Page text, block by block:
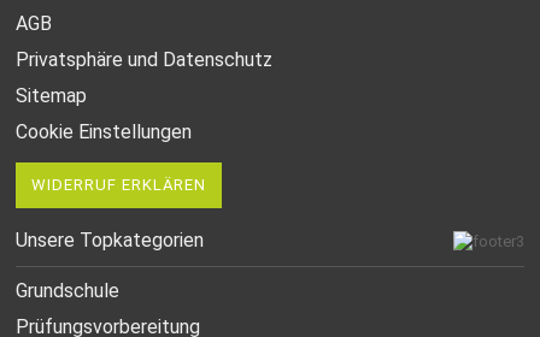
AGB
Privatsphäre und Datenschutz
Sitemap
Cookie Einstellungen
WIDERRUF ERKLÄREN
Unsere Topkategorien
Grundschule
Prüfungsvorbereitung